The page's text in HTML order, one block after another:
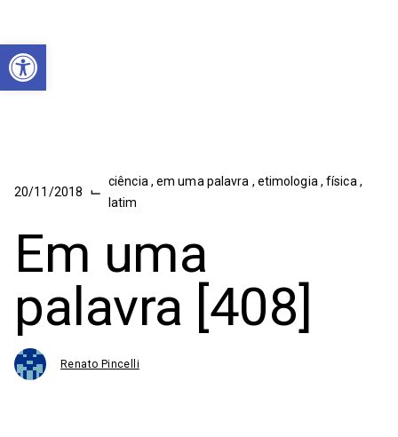
Abrir a barra de ferramentas
20/11/2018 ⌙
ciência ,em uma palavra , etimologia ,física ,
latim
Em uma
palavra [408]
Renato Pincelli